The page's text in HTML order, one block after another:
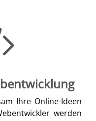
Ihre Online-Ideen
werden